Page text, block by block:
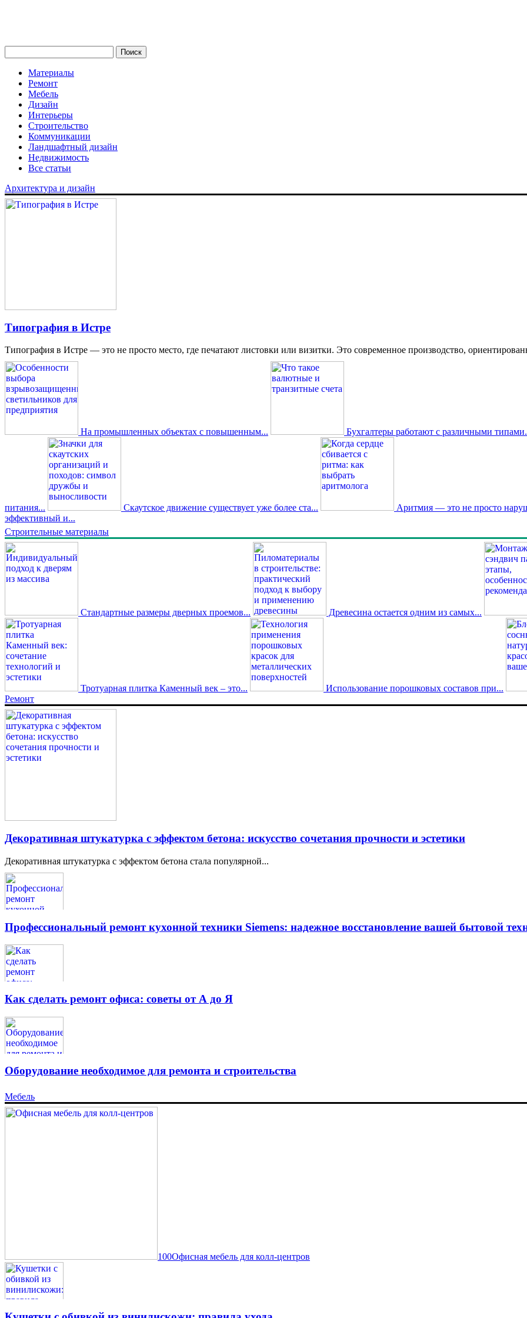
Материалы
Ремонт
Мебель
Дизайн
Интерьеры
Строительство
Коммуникации
Ландшафтный дизайн
Недвижимость
Все статьи
Архитектура и дизайн
Типография в Истре
Типография в Истре — это не просто место, где печатают листовки или визитки. Это современное производство,
На промышленных объектах с повышенным... Бухгалтеры работают с различными
питания... Скаутское движение существует уже более ста...
Аритмия — это не просто
эффективный и...
Строительные материалы
Стандартные размеры дверных проемов... Древесина остается одним из самых...
Тротуарная плитка Каменный век – это...
Использование порошковых составов при...
Ремонт
Декоративная штукатурка с эффектом бетона: искусство сочетания прочности и эстетики
Декоративная штукатурка с эффектом бетона стала популярной...
Профессиональный ремонт кухонной техники Siemens: надежное восстановление вашей бытовой
Как сделать ремонт офиса: советы от А до Я
Оборудование необходимое для ремонта и строительства
Мебель
100Офисная мебель для колл-центров